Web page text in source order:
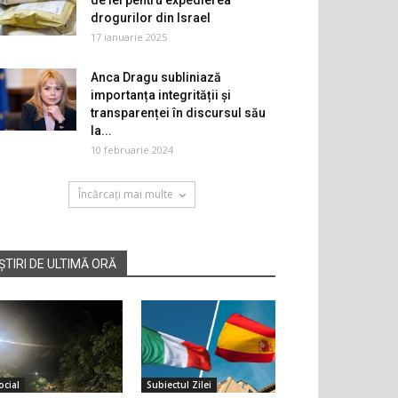
drogurilor din Israel
17 ianuarie 2025
Anca Dragu subliniază
importanța integrității și
transparenței în discursul său
la...
10 februarie 2024
Încărcați mai multe
DE ULTIMĂ ORĂ
Subiectul Zilei